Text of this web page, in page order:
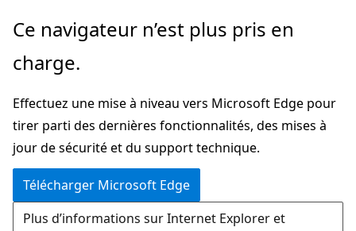
Passer
directement
au
principal
Passer
la
dans
la
page
Ce navigateur n’est plus pris en
charge.
Effectuez une mise à niveau vers Microsoft Edge pour
tirer parti des dernières fonctionnalités, des mises à
jour de sécurité et du support technique.
Télécharger Microsoft Edge
Plus d’informations sur Internet Explorer et